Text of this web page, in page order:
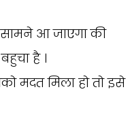
आ जाएगा की
है ।
मदत मिला हो तो इसे